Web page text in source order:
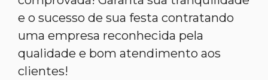
e o sucesso de sua festa contratando
uma empresa reconhecida pela
qualidade e bom atendimento aos
clientes!